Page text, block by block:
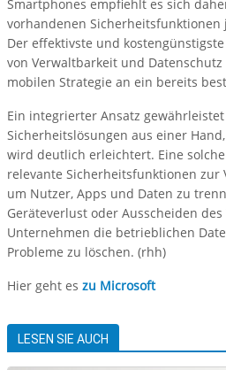
Smartphones empfiehlt es sich
vorhandenen
Der effektivste und
von Verwaltbarkeit und
mobilen Strategie an ein bereits
Ein integrierter Ansatz
Sicherheitslösungen aus einer
wird deutlich erleichtert. Eine
relevante Sicherheitsfunktionen zur
um Nutzer, Apps und Daten zu
Geräteverlust oder Ausscheiden
Unternehmen die betrieblichen
Probleme zu löschen. (rhh)
Hier geht es zu Microsoft
LESEN SIE AUCH